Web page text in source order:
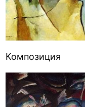
Композиция